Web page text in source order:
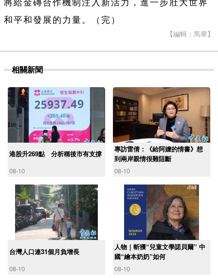
將給金磚合作機制注入新活力，進一步壯大世界
和平和發展的力量。（完）
【編輯：馬華】
相關新聞
港股升269點 分析稱後市有支撐
08-10
專訪雷倩：《給阿嬤的情書》想
到兩岸親情很難阻斷
08-10
台灣人口連31個月負增長
08-10
人物｜斬獲“兒童文學諾貝爾” 中
國“繪本奶奶”如何
08-10